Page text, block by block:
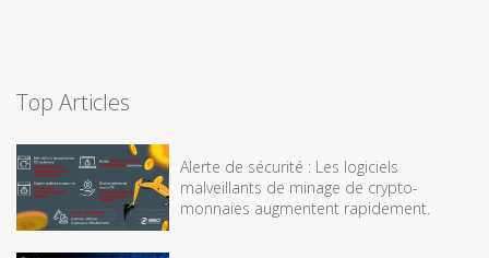
Top Articles
Alerte de sécurité : Les logiciels
malveillants de minage de crypto-
monnaies augmentent rapidement.